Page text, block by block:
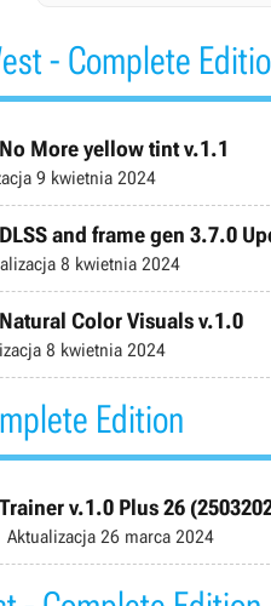
- Complete
More yellow tint v.1.1
9 kwietnia 2024
and frame gen 3.7.0
8 kwietnia 2024
Color Visuals v.1.0
8 kwietnia 2024
Edition
v.1.0 Plus 26
Aktualizacja 26 marca 2024